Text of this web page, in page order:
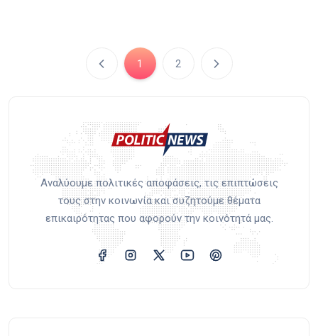
1 2
Αναλύουμε πολιτικές αποφάσεις, τις επιπτώσεις
τους στην κοινωνία και συζητούμε θέματα
επικαιρότητας που αφορούν την κοινότητά μας.